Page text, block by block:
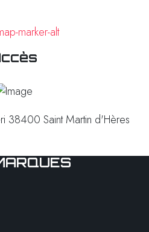
marker-alt
38400 Saint Martin d'Hères